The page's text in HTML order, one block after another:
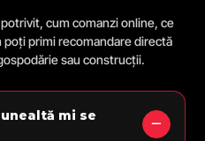
cum comanzi online, ce
primi recomandare directă
sau construcții.
mi se